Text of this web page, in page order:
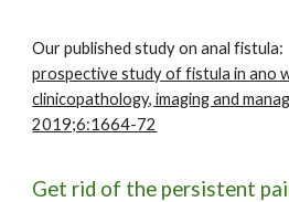
Our published study on anal
prospective study of fistula in ano
clinicopathology, imaging and
2019;6:1664-72
Get rid of the persistent